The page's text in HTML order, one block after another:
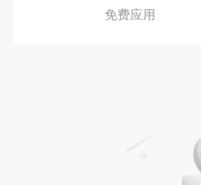
免费应用